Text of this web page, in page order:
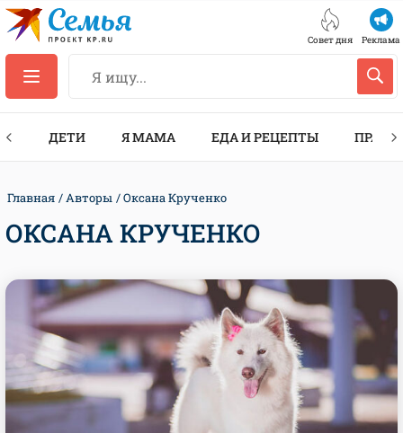
Совет дня Реклама
ДЕТИ Я МАМА ЕДА И РЕЦЕПТЫ
Главная Авторы Оксана Крученко
ОКСАНА КРУЧЕНКО